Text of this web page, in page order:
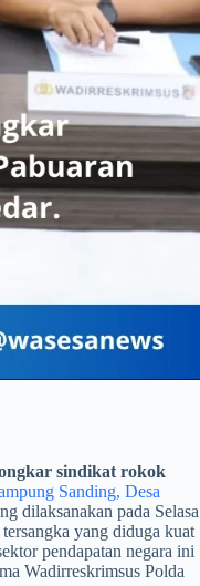
sindikat rokok
Sanding, Desa
dilaksanakan pada Selasa
yang diduga kuat
pendapatan negara ini
Wadirreskrimsus Polda